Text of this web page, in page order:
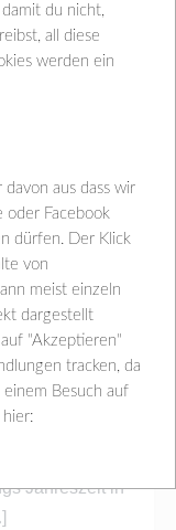
Balkongarten
der Nähe von
diesem Ort
komme ich
Zeit zu
Jahreszeit in
du nicht,
all diese
werden ein
aus dass wir
oder Facebook
dürfen. Der Klick
von
meist einzeln
dargestellt
"Akzeptieren"
tracken, da
Besuch auf